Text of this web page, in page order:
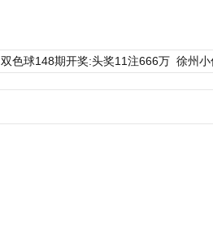
双色球148期开奖:头奖11注666万 徐州